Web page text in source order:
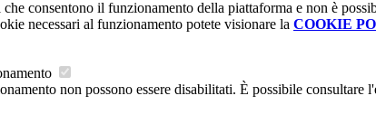
consentono il funzionamento della piattaforma e non è
necessari al funzionamento potete visionare la COOKIE
non possono essere disabilitati. È possibile consultare